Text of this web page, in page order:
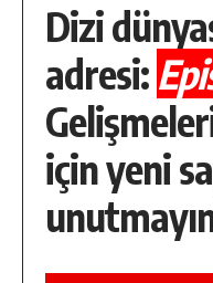
Dizi
adresi:
için yeni